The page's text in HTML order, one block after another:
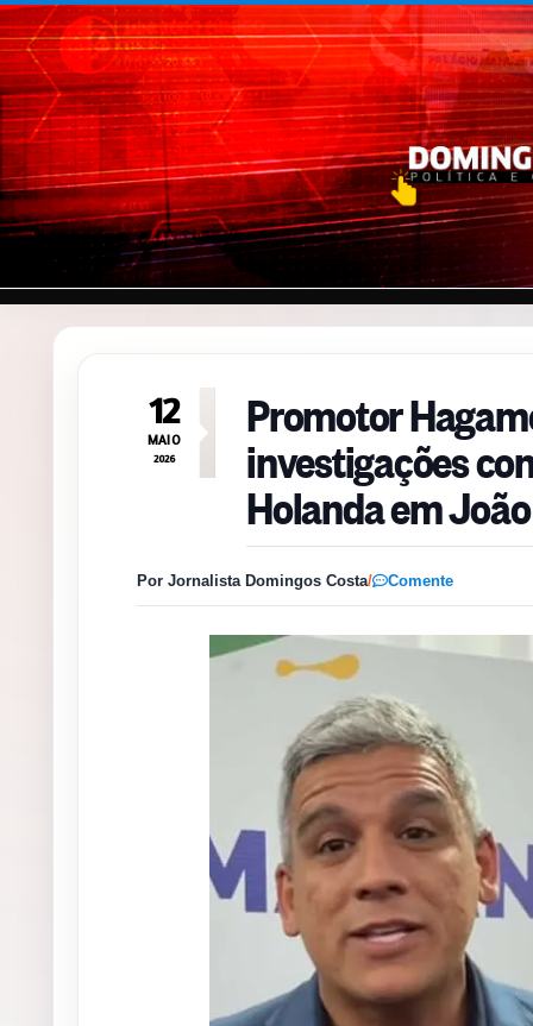
Pular para o conteúdo
12
MAIO
2026
Promotor
investigações
Holanda em
Por Jornalista Domingos Costa/ Comente